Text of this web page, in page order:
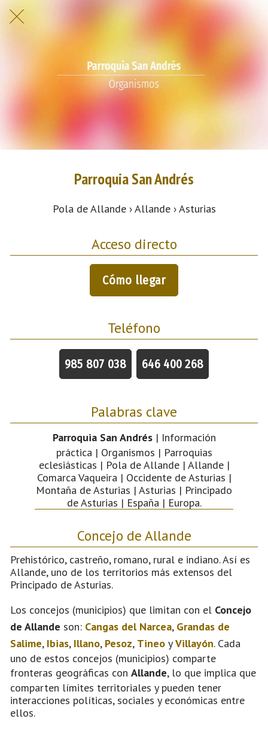
Parroquia San Andrés
Pola de Allande › Allande › Asturias
Acceso directo
Cómo llegar
Teléfono
985 807 038 646 400 268
Palabras clave
Parroquia San Andrés| Información
práctica | Organismos | Parroquias
eclesiásticas | Pola de Allande | Allande |
Comarca Vaqueira | Occidente de Asturias |
Montaña de Asturias | Asturias | Principado
de Asturias | España | Europa.
Concejo de Allande
Prehistórico, castreño, romano, rural e indiano. Así es
Allande, uno de los territorios más extensos del
Principado de Asturias.
Los concejos (municipios) que limitan con el Concejo
de Allande son: Cangas del Narcea, Grandas de
Salime, Ibias, Illano, Pesoz, Tineo yVillayón. Cada
uno de estos concejos (municipios) comparte
fronteras geográficas con Allande, lo que implica que
comparten límites territoriales y pueden tener
interacciones políticas, sociales y económicas entre
ellos.